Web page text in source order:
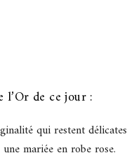
l’Or de ce jour :
qui restent
mariée en robe rose.